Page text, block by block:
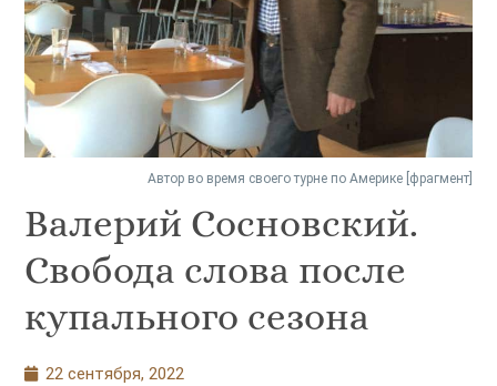
Автор во время своего турне по Америке [фрагмент]
Валерий Сосновский.
Свобода слова после
купального сезона
22 сентября, 2022